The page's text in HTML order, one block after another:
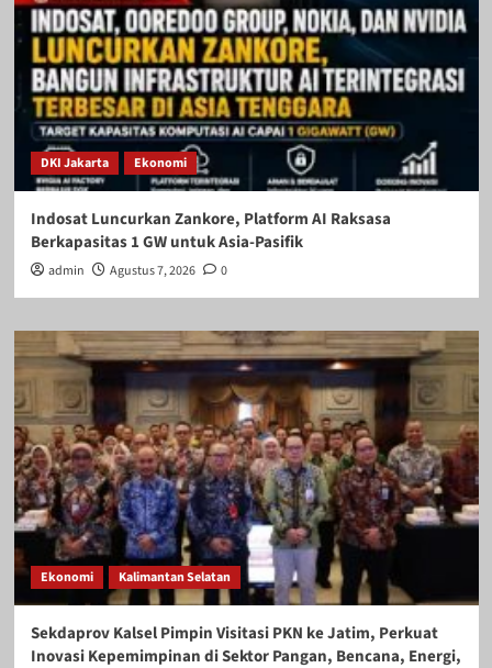
DKI Jakarta Ekonomi
Indosat Luncurkan Zankore, Platform AI Raksasa
Berkapasitas 1 GW untuk Asia-Pasifik
admin Agustus 7, 2026 0
Ekonomi Kalimantan Selatan
Sekdaprov Kalsel Pimpin Visitasi PKN ke Jatim, Perkuat
Inovasi Kepemimpinan di Sektor Pangan, Bencana, Energi,